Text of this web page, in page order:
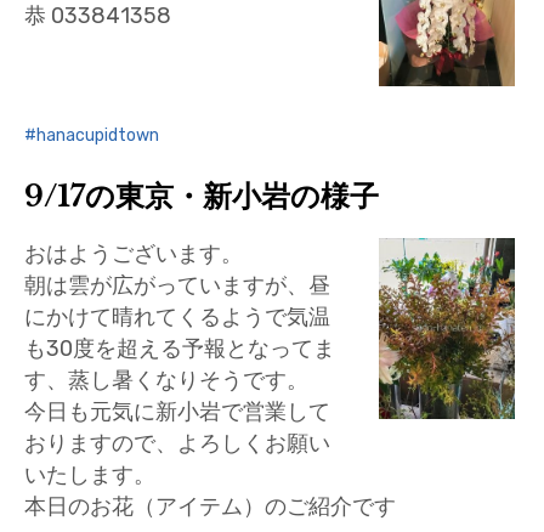
恭 033841358
hanacupidtown
9/17の東京・新小岩の様子
おはようございます。
朝は雲が広がっていますが、昼
にかけて晴れてくるようで気温
も30度を超える予報となってま
す、蒸し暑くなりそうです。
今日も元気に新小岩で営業して
おりますので、よろしくお願い
いたします。
本日のお花（アイテム）のご紹介です